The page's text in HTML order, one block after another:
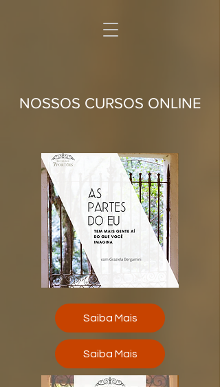
NOSSOS CURSOS ONLINE
Saiba Mais
Saiba Mais